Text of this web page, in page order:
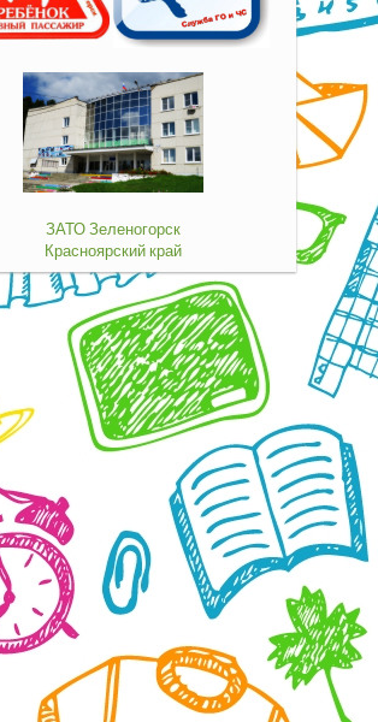
ЗАТО Зеленогорск
Красноярский край